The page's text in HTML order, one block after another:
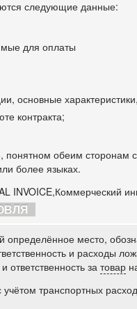
следующие данные:
для оплаты
основные
контракта;
понятном обеим сторонам
более языках.
INVOICE,Коммерческий
место,
и расходы
ответственность затовар
транспортных